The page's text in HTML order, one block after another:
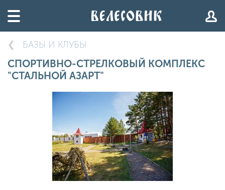
БАЗЫ И КЛУБЫ
СПОРТИВНО-СТРЕЛКОВЫЙ КОМПЛЕКС
"СТАЛЬНОЙ АЗАРТ"